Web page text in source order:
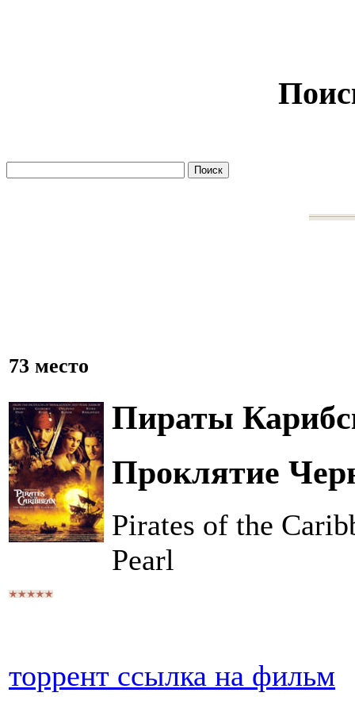
73 место
Пираты
Проклятие
Pirates of the
Pearl
торрент ссылка на фильм